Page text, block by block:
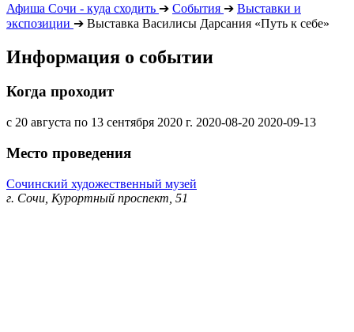
Афиша Сочи - куда сходить ➔ События ➔ Выставки и
экспозиции ➔ Выставка Василисы Дарсания «Путь к себе»
Информация о событии
Когда проходит
с 20 августа по 13 сентября 2020 г. 2020-08-20 2020-09-13
Место проведения
Сочинский художественный музей
г. Сочи, Курортный проспект, 51